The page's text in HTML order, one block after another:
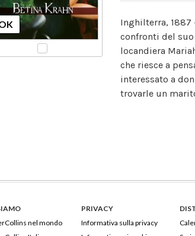
Inghilterra, 1887
confronti del
locandiera
che riesce a
interessato a
trovarle un
nel mondo
PRIVACY
Informativa sulla privacy